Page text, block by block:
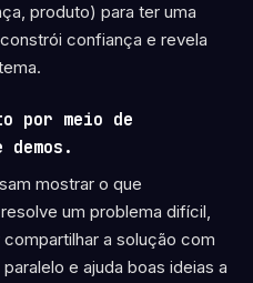
produto) para ter uma
confiança e revela
por meio de
mostrar o que
um problema difícil,
a solução com
e ajuda boas ideias a